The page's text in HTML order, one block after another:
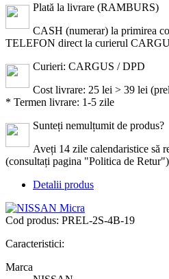
Plată la livrare (RAMBURS)
CASH (numerar) la primirea
TELEFON direct la curierul
Curieri: CARGUS / DPD
Cost livrare: 25 lei > 39 lei
* Termen livrare: 1-5 zile
Sunteți nemulțumit de produs?
Aveți 14 zile calendaristice să
(consultați pagina "Politica de Retur")
Detalii produs
Cod produs: PREL-2S-4B-19
Caracteristici:
Marca